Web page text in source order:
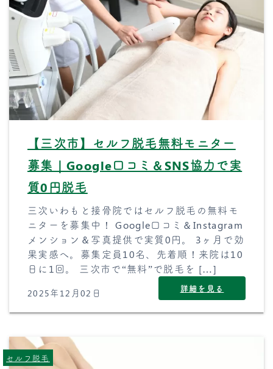
【三次市】セルフ脱毛無料モニター
募集｜Google口コミ＆SNS協力で実
質0円脱毛
三次いわもと接骨院ではセルフ脱毛の無料モ
ニターを募集中！ Google口コミ＆Instagram
メンション＆写真提供で実質0円。 3ヶ月で効
果実感へ。募集定員10名、先着順！来院は10
日に1回。 三次市で“無料”で脱毛を […]
2025年12月02日 詳細を見る
セルフ脱毛